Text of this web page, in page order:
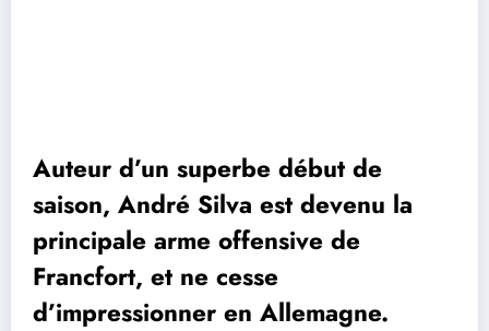
Auteur d’un superbe début de
saison, André Silva est devenu la
principale arme offensive de
Francfort, et ne cesse
d’impressionner en Allemagne.